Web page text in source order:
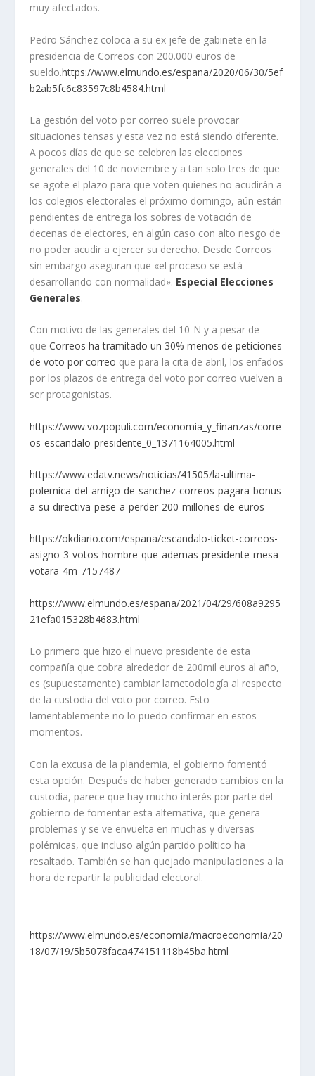
muy afectados.
Pedro Sánchez coloca a su ex jefe de gabinete en la
presidencia de Correos con 200.000 euros de
sueldo.https://www.elmundo.es/espana/2020/06/30/5ef
b2ab5fc6c83597c8b4584.html
La gestión del voto por correo suele provocar
situaciones tensas y esta vez no está siendo diferente.
A pocos días de que se celebren las elecciones
generales del 10 de noviembre y a tan solo tres de que
se agote el plazo para que voten quienes no acudirán a
los colegios electorales el próximo domingo, aún están
pendientes de entrega los sobres de votación de
decenas de electores, en algún caso con alto riesgo de
no poder acudir a ejercer su derecho. Desde Correos
sin embargo aseguran que «el proceso se está
desarrollando con normalidad». Especial Elecciones
Generales.
Con motivo de las generales del 10-N y a pesar de
queCorreos ha tramitado un 30% menos de peticiones
de voto por correo que para la cita de abril, los enfados
por los plazos de entrega del voto por correo vuelven a
ser protagonistas.
https://www.vozpopuli.com/economia_y_finanzas/corre
os-escandalo-presidente_0_1371164005.html
https://www.edatv.news/noticias/41505/la-ultima-
polemica-del-amigo-de-sanchez-correos-pagara-bonus-
a-su-directiva-pese-a-perder-200-millones-de-euros
https://okdiario.com/espana/escandalo-ticket-correos-
asigno-3-votos-hombre-que-ademas-presidente-mesa-
votara-4m-7157487
https://www.elmundo.es/espana/2021/04/29/608a9295
21efa015328b4683.html
Lo primero que hizo el nuevo presidente de esta
compañía que cobra alrededor de 200mil euros al año,
es (supuestamente) cambiar lametodología al respecto
de la custodia del voto por correo. Esto
lamentablemente no lo puedo confirmar en estos
momentos.
Con la excusa de la plandemia, el gobierno fomentó
esta opción. Después de haber generado cambios en la
custodia, parece que hay mucho interés por parte del
gobierno de fomentar esta alternativa, que genera
problemas y se ve envuelta en muchas y diversas
polémicas, que incluso algún partido político ha
resaltado. También se han quejado manipulaciones a la
hora de repartir la publicidad electoral.
https://www.elmundo.es/economia/macroeconomia/20
18/07/19/5b5078faca474151118b45ba.html